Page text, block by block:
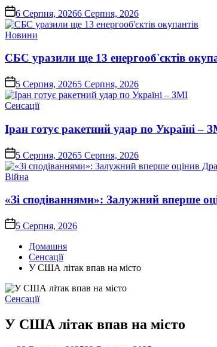
on6 Серпня, 20266 Серпня, 2026
Опублікувати
Новини
СБС уразили ще 13 енергооб'єктів
on 5 Серпня, 20265 Серпня, 2026
Опублікувати
Сенсації
Іран готує ракетний удар по Україні –
on 5 Серпня, 20265 Серпня, 2026
Опублікувати
Війна
«Зі сподіваннями»: Залужний вперше
on 5 Серпня, 2026
Домашня
Сенсації
У США літак впав на місто
Опублікувати
Сенсації
У США літак впав на місто